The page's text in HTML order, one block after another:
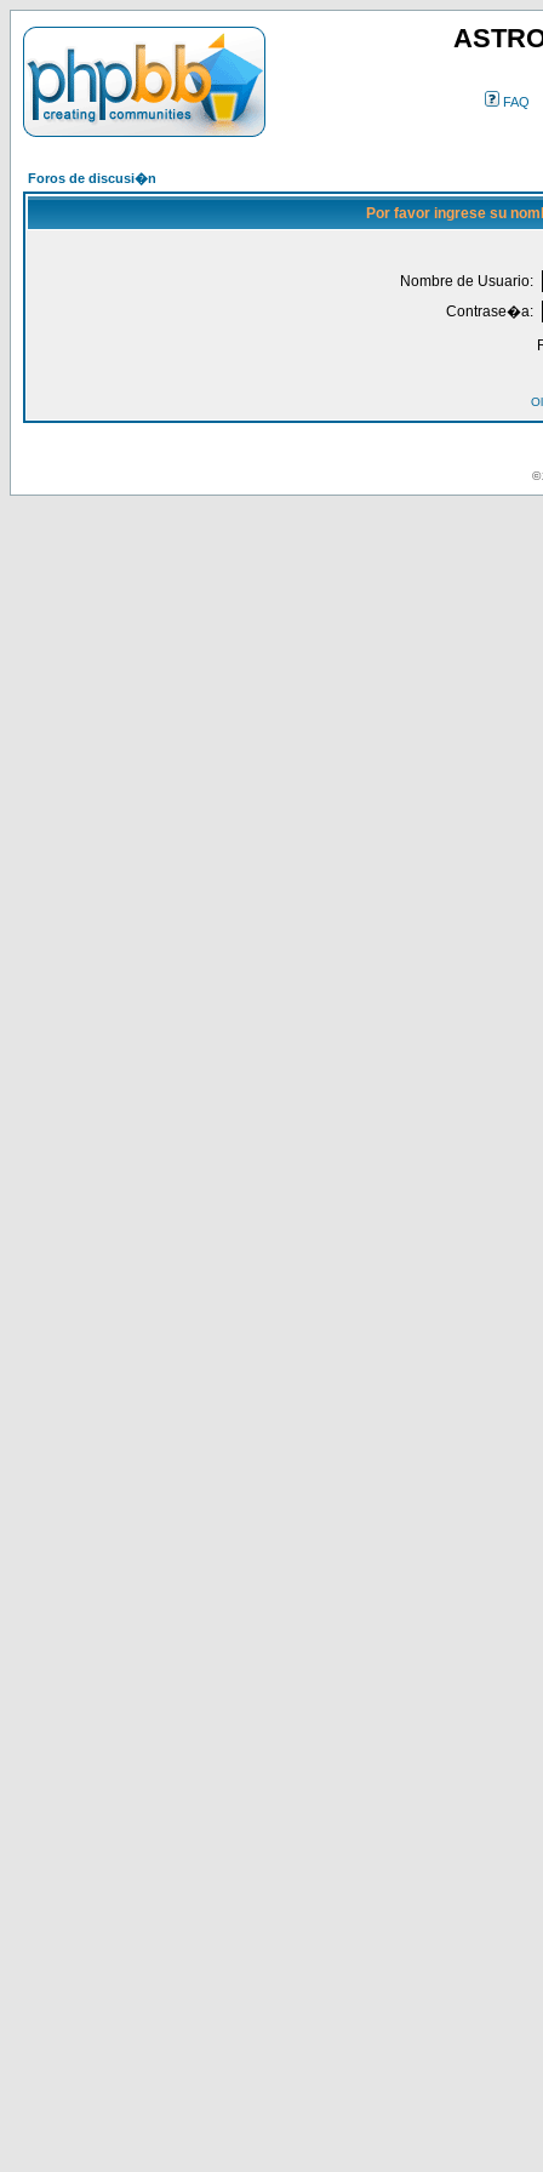
FAQ
Foros de discusi�n
Por favor ingrese su
Nombre de Usuario:
Contrase�a:
©